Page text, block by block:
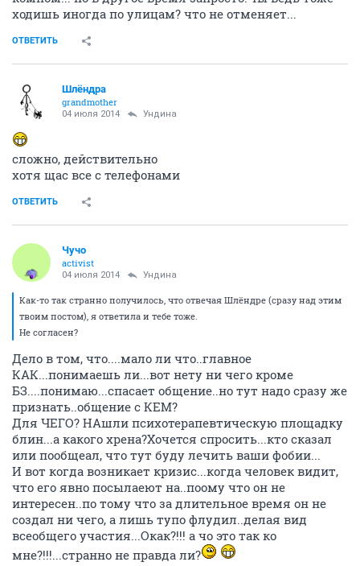
ходишь иногда по улицам? что не отменяет...
ОТВЕТИТЬ
Шлёндра
grandmother
04 июля 2014 Ундинa
сложно, действительно
хотя щас все с телефонами
ОТВЕТИТЬ
Чучо
activist
04 июля 2014 Ундинa
Как-то так странно получилось, что отвечая Шлёндре (сразу над этим
твоим постом), я ответила и тебе тоже.
Не согласен?
Дело в том, что....мало ли что..главное
КАК...понимаешь ли...вот нету ни чего кроме
БЗ....понимаю...спасает общение..но тут надо сразу же
признать..общение с КЕМ?
Для ЧЕГО? НАшли психотерапевтическую площадку
блин...а какого хрена?Хочется спросить...кто сказал
или пообщеал, что тут буду лечить ваши фобии...
И вот когда возникает кризис...когда человек видит,
что его явно посылаеют на..поому что он не
интересен..по тому что за длительное время он не
создал ни чего, а лишь тупо флудил..делая вид
всеобщего участия...Окак?!!! а чо это так ко
мне?!!!...странно не правда ли?